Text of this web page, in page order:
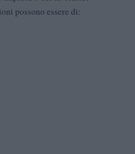
possono essere di: